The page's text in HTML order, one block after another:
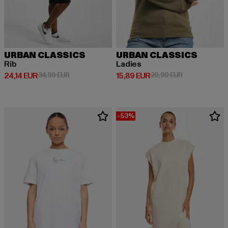
URBAN CLASSICS
Rib
24,14 EUR
Derzeitiger Preis: 24,14 EUR
34,99 EURAktionspreis: 34,99 EUR
URBAN CLASSICS
Ladies
15,89 EUR
Derzeitiger Preis: 15,89 EUR
29,99 EURAktionspreis:
-53%